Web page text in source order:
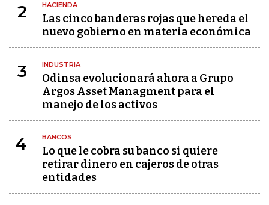
2 HACIENDA
Las cinco banderas rojas que hereda el
nuevo gobierno en materia económica
3 INDUSTRIA
Odinsa evolucionará ahora a Grupo
Argos Asset Managment para el
manejo de los activos
4 BANCOS
Lo que le cobra su banco si quiere
retirar dinero en cajeros de otras
entidades